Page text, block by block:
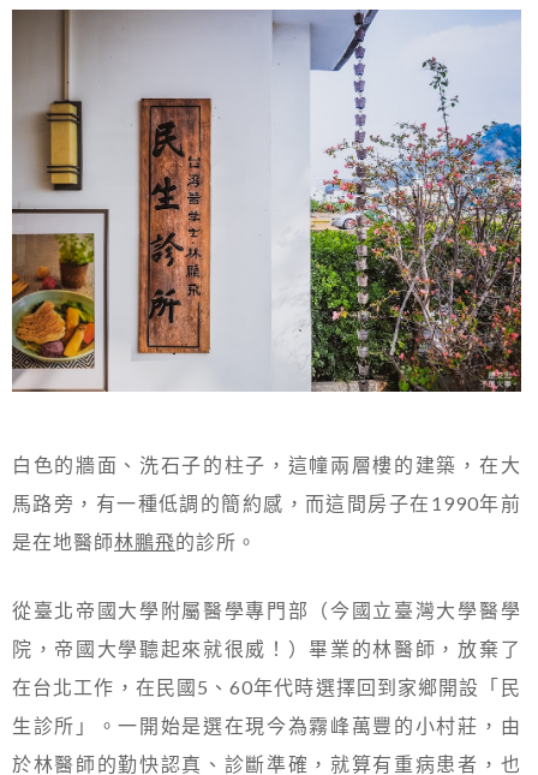
白色的牆面、洗石子的柱子，這幢兩層樓的建築，在大
馬路旁，有一種低調的簡約感，而這間房子在1990年前
是在地醫師林鵬飛的診所。
從臺北帝國大學附屬醫學專門部（今國立臺灣大學醫學
院，帝國大學聽起來就很威！）畢業的林醫師，放棄了
在台北工作，在民國5、60年代時選擇回到家鄉開設「民
生診所」。一開始是選在現今為霧峰萬豐的小村莊，由
於林醫師的勤快認真、診斷準確，就算有重病患者，也